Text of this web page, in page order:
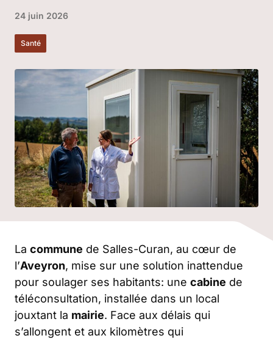
24 juin 2026
Santé
La commune de Salles-Curan, au cœur de
l’Aveyron, mise sur une solution inattendue
pour soulager ses habitants: une cabine de
téléconsultation, installée dans un local
jouxtant la mairie. Face aux délais qui
s’allongent et aux kilomètres qui